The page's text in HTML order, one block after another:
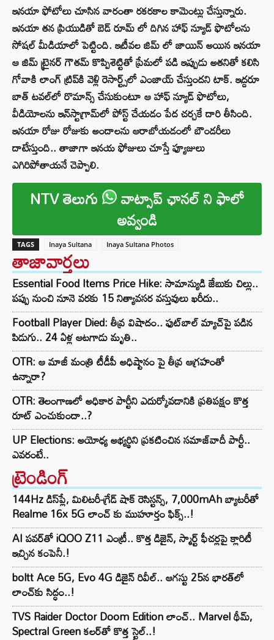
ఇనయా ఫోటోలు చూసిన వారంతా రకరకాల కామెంట్లు చేస్తున్నారు.
ఇనయా తన ప్రియుడితో బెడ్ రూమ్ లో దిగిన హాఫ్ న్యూడ్ ఫొటోలను
సోషల్ మీడియాలో పెట్టింది. ఇటీవల జిమ్‌ లో జాయిన్ అయిన ఇనయా
ఆ జిమ్ ట్రైనర్‌ గౌతమ్ కొప్పిశెట్టితో ప్రేమలో పడి ఇప్పుడు అతనితో కలిసి
గోవాకి లాంగ్ ట్రిప్‌కి వెళ్లి రెసార్ట్స్‌లో ఎంజాయ్ చేస్తుందని టాక్. ఇద్దరూ
బాత్ టవల్‌లో రొమాన్స్ చేసుకుంటూ ఆ హాఫ్ న్యూడ్ ఫొటోలు,
వీడియోలను ఇన్‌స్టాగ్రామ్‌లో పోస్ట్ చేయడం పేద చర్చకే దారి తీసింది.
ఇనయా రోజు రోజుకు అందాలను ఆరాబోయడంలో బౌండరీలు
దాటేస్తుంది.. తాజాగా ఇనయ ఫోజులు చూస్తే ఫ్యూజులు
ఎగిరిపోతాయనే చెప్పాలి.
NTV తెలుగు వాట్సాప్ ఛానల్ ని ఫాలో
అవ్వండి
TAGS Inaya Sultana Inaya Sultana Photos
తాజావార్తలు
Essential Food Items Price Hike: సామాన్యుడి జేబుకు చిల్లు..
పప్పు నుంచి నూనె వరకు 15 నిత్యావసర వస్తువులు ఖరీదు..
Football Player Died: తీవ్ర విషాదం.. ఫుట్‌బాల్ మ్యాచ్‌పై పడిన
పిడుగు.. 24 ఏళ్ల ఆటగాడు మృతి..
OTR: ఆ మాజీ మంత్రి టీడీపీ అధిష్టానం పై తీవ్ర ఆగ్రహంతో
ఉన్నారా?
OTR: తెలంగాణలో అధికార పార్టీని ఎదుర్కోవడానికి ప్రతిపక్షం కొత్త
రూట్‌ ఎంచుకుందా..?
UP Elections: అయోధ్య అభ్యర్థిని ప్రకటించిన సమాజ్‌వాదీ పార్టీ..
ఎవరంటే..
ట్రెండింగ్‌
144Hz డిస్‌ప్లే, మిలిటరీ-గ్రేడ్ షాక్ రెసిస్టన్స్, 7,000mAh బ్యాటరీతో
Realme 16x 5G లాంచ్ కు ముహూర్తం ఫిక్స్..!
AI పవర్‌తో iQOO Z11 ఎంట్రీ.. కొత్త డిజైన్, స్మార్ట్ ఫీచర్లపై క్లారిటీ
ఇచ్చిన కంపెనీ.!
boltt Ace 5G, Evo 4G డిజైన్ రివీల్.. ఆగస్టు 25న భారత్‌లో
లాంచ్‌కు సిద్ధం..!
TVS Raider Doctor Doom Edition లాంచ్.. Marvel థీమ్,
Spectral Green కలర్‌తో కొత్త స్టైల్..!